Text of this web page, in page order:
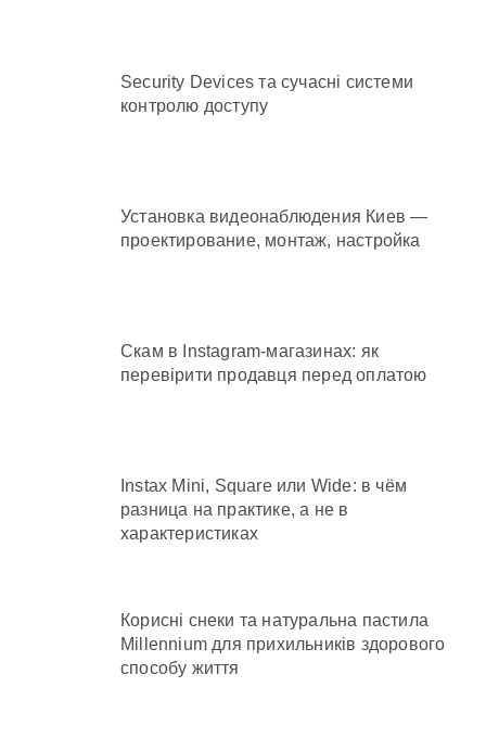
Security Devices та сучасні системи
контролю доступу
Установка видеонаблюдения Киев —
проектирование, монтаж, настройка
Скам в Instagram-магазинах: як
перевірити продавця перед оплатою
Instax Mini, Square или Wide: в чём
разница на практике, а не в
характеристиках
Корисні снеки та натуральна пастила
Millennium для прихильників здорового
способу життя